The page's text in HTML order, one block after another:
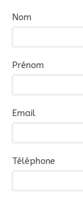
Nom
Prénom
Email
Téléphone